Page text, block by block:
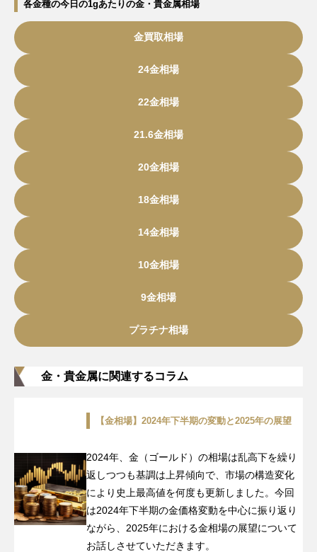
各金種の今日の1gあたりの金・貴金属相場
金買取相場
24金相場
22金相場
21.6金相場
20金相場
18金相場
14金相場
10金相場
9金相場
プラチナ相場
金・貴金属に関連するコラム
【金相場】2024年下半期の変動と2025年の展望
2024年、金（ゴールド）の相場は乱高下を繰り
返しつつも基調は上昇傾向で、市場の構造変化
により史上最高値を何度も更新しました。今回
は2024年下半期の金価格変動を中心に振り返り
ながら、2025年における金相場の展望について
お話しさせていただきます。